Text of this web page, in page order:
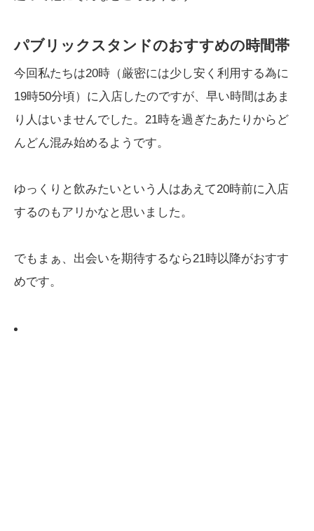
パブリックスタンドのおすすめの時間帯
今回私たちは20時（厳密には少し安く利用する為に
19時50分頃）に入店したのですが、早い時間はあま
り人はいませんでした。21時を過ぎたあたりからど
んどん混み始めるようです。
ゆっくりと飲みたいという人はあえて20時前に入店
するのもアリかなと思いました。
でもまぁ、出会いを期待するなら21時以降がおすす
めです。